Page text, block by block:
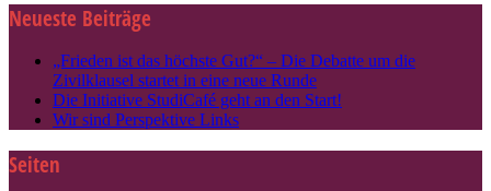
Neueste Beiträge
„Frieden ist das höchste Gut?“ – Die Debatte um die
Zivilklausel startet in eine neue Runde
Die Initiative StudiCafé geht an den Start!
Wir sind Perspektive Links
Seiten